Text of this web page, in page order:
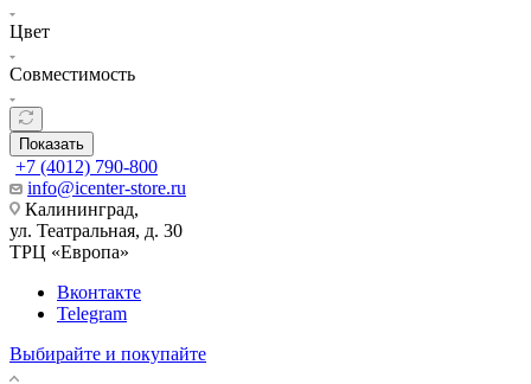
Цвет
Совместимость
Показать
+7 (4012) 790-800
info@icenter-store.ru
Калининград,
ул. Театральная, д. 30
ТРЦ «Европа»
Вконтакте
Telegram
Выбирайте и покупайте